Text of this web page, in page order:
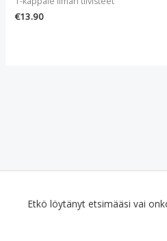
€13.90
Etkö löytänyt etsimääsi vai